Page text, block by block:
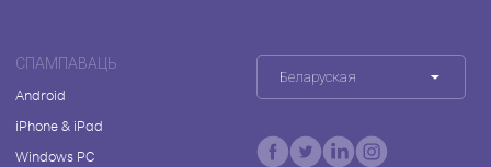
СПАМПАВАЦЬ
Android
iPhone & iPad
Windows PC
Беларуская